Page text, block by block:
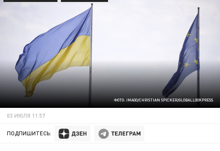
ФОТО: IMAGO/CHRISTIAN SPICKER/GLOBALLOOKPRESS
03 ИЮЛЯ 11:57
ПОДПИШИТЕСЬ: